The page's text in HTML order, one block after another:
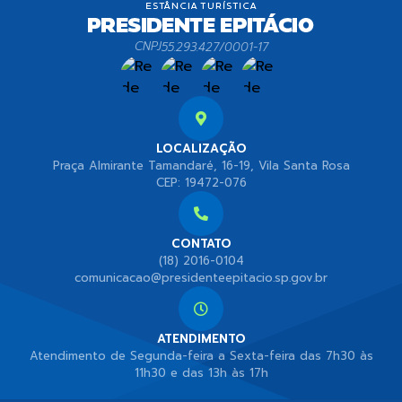
30/01/2026 -
-
30/01/2026
LOCALIZAÇÃO
Praça Almirante Tamandaré, 16-19, Vila Santa Rosa
CEP: 19472-076
CONTATO
(18) 2016-0104
comunicacao@presidenteepitacio.sp.gov.br
ATENDIMENTO
Atendimento de Segunda-feira a Sexta-feira das 7h30 às
11h30 e das 13h às 17h
CNPJ55.293.427/0001-17